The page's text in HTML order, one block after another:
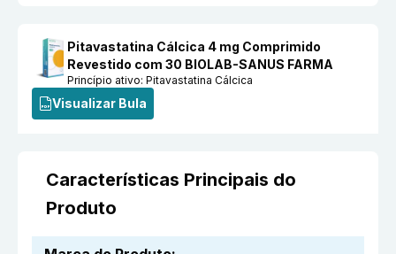
Pitavastatina Cálcica 4 mg Comprimido
Revestido com 30 BIOLAB-SANUS FARMA
Princípio ativo:Pitavastatina Cálcica
Visualizar Bula
Características Principais do
Produto